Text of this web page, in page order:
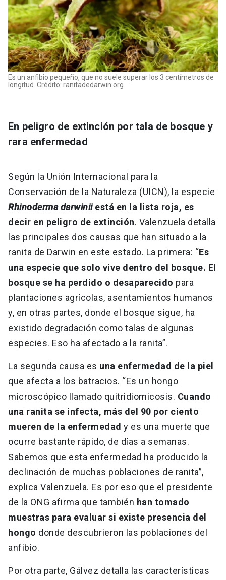
Es un anfibio pequeño, que no suele superar los 3 centímetros de
longitud. Crédito: ranitadedarwin.org
En peligro de extinción por tala de bosque y
rara enfermedad
Según la Unión Internacional para la
Conservación de la Naturaleza (UICN), la especie
Rhinoderma darwiniiestá en la lista roja, es
decir en peligro de extinción. Valenzuela detalla
las principales dos causas que han situado a la
ranita de Darwin en este estado. La primera: “Es
una especie que solo vive dentro del bosque. El
bosque se ha perdido o desaparecido para
plantaciones agrícolas, asentamientos humanos
y, en otras partes, donde el bosque sigue, ha
existido degradación como talas de algunas
especies. Eso ha afectado a la ranita”.
La segunda causa es una enfermedad de la piel
que afecta a los batracios. “Es un hongo
microscópico llamado quitridiomicosis. Cuando
una ranita se infecta, más del 90 por ciento
mueren de la enfermedad y es una muerte que
ocurre bastante rápido, de días a semanas.
Sabemos que esta enfermedad ha producido la
declinación de muchas poblaciones de ranita”,
explica Valenzuela. Es por eso que el presidente
de la ONG afirma que también han tomado
muestras para evaluar si existe presencia del
hongo donde descubrieron las poblaciones del
anfibio.
Por otra parte, Gálvez detalla las características